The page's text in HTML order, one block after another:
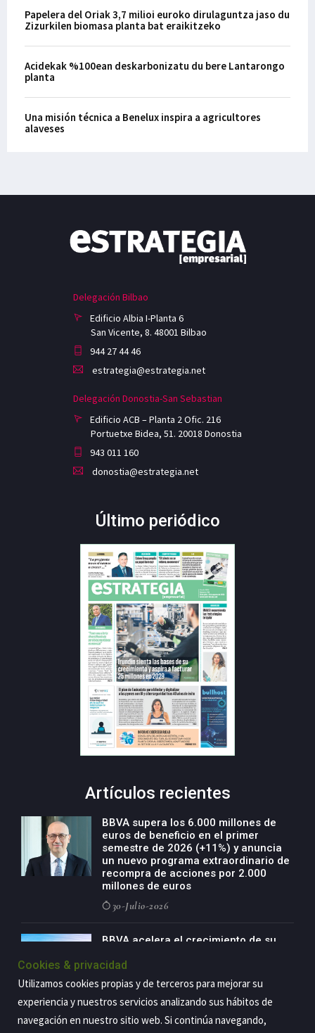
Papelera del Oriak 3,7 milioi euroko dirulaguntza jaso du
Zizurkilen biomasa planta bat eraikitzeko
Acidekak %100ean deskarbonizatu du bere Lantarongo
planta
Una misión técnica a Benelux inspira a agricultores
alaveses
Delegación Bilbao
Edificio Albia I-Planta 6
San Vicente, 8. 48001 Bilbao
944 27 44 46
estrategia@estrategia.net
Delegación Donostia-San Sebastian
Edificio ACB – Planta 2 Ofic. 216
Portuetxe Bidea, 51. 20018 Donostia
943 011 160
donostia@estrategia.net
Último periódico
Artículos recientes
BBVA supera los 6.000 millones de
euros de beneficio en el primer
semestre de 2026 (+11%) y anuncia
un nuevo programa extraordinario de
recompra de acciones por 2.000
millones de euros
30-Julio-2026
BBVA acelera el crecimiento de su
de especialización presente en siete
países
29-Julio-2026
Cookies & privacidad
Utilizamos cookies propias y de terceros para mejorar su
experiencia y nuestros servicios analizando sus hábitos de
navegación en nuestro sitio web. Si continúa navegando,